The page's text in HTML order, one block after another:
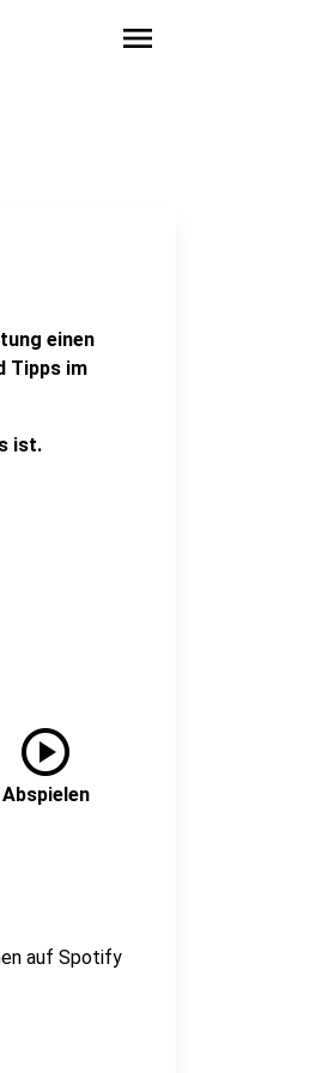
menu
einen
Tipps im
ist.
play_circle
Abspielen
auf Spotify